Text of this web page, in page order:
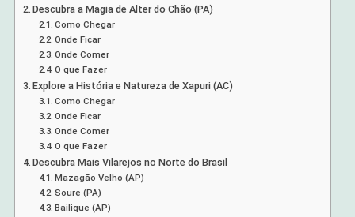
Descubra a Magia de Alter do Chão (PA)
Como Chegar
Onde Ficar
Onde Comer
O que Fazer
Explore a História e Natureza de Xapuri (AC)
Como Chegar
Onde Ficar
Onde Comer
O que Fazer
Descubra Mais Vilarejos no Norte do Brasil
Mazagão Velho (AP)
Soure (PA)
Bailique (AP)